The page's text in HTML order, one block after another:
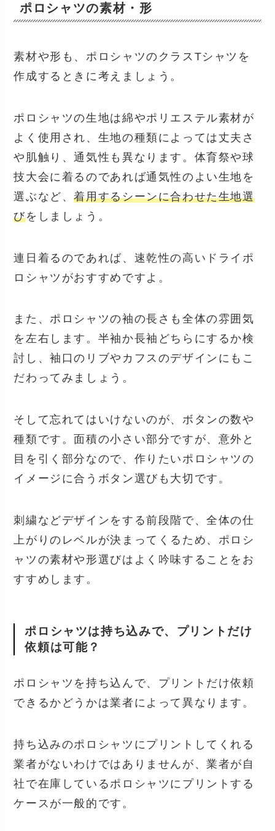
ポロシャツの素材・形
素材や形も、ポロシャツのクラスTシャツを
作成するときに考えましょう。
ポロシャツの生地は綿やポリエステル素材が
よく使用され、生地の種類によっては丈夫さ
や肌触り、通気性も異なります。体育祭や球
技大会に着るのであれば通気性のよい生地を
選ぶなど、着用するシーンに合わせた生地選
びをしましょう。
連日着るのであれば、速乾性の高いドライポ
ロシャツがおすすめですよ。
また、ポロシャツの袖の長さも全体の雰囲気
を左右します。半袖か長袖どちらにするか検
討し、袖口のリブやカフスのデザインにもこ
だわってみましょう。
そして忘れてはいけないのが、ボタンの数や
種類です。面積の小さい部分ですが、意外と
目を引く部分なので、作りたいポロシャツの
イメージに合うボタン選びも大切です。
刺繍などデザインをする前段階で、全体の仕
上がりのレベルが決まってくるため、ポロシ
ャツの素材や形選びはよく吟味することをお
すすめします。
ポロシャツは持ち込みで、プリントだけ
依頼は可能？
ポロシャツを持ち込んで、プリントだけ依頼
できるかどうかは業者によって異なります。
持ち込みのポロシャツにプリントしてくれる
業者がないわけではありませんが、業者が自
社で在庫しているポロシャツにプリントする
ケースが一般的です。